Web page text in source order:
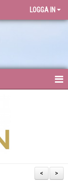
LOGGA IN
>
<